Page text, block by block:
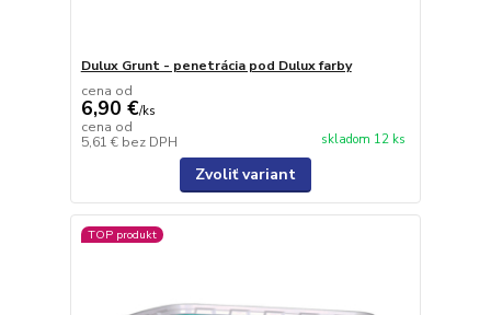
Dulux Grunt - penetrácia pod Dulux farby
cena od
6,90 €/ks
cena od
5,61 € bez DPH skladom 12 ks
Zvoliť variant
TOP produkt